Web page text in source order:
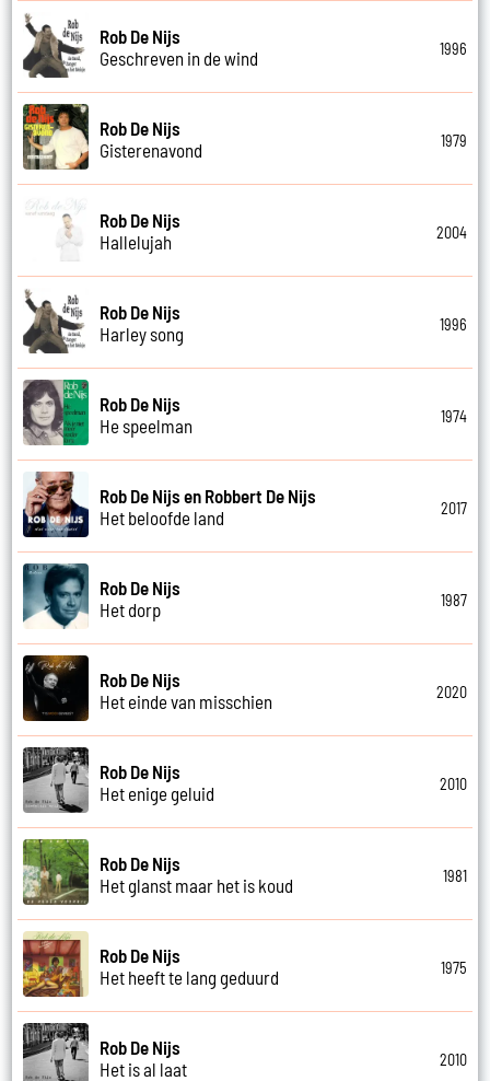
Rob De Nijs
Geschreven in de wind
1996
Rob De Nijs
Gisterenavond
1979
Rob De Nijs
Hallelujah
2004
Rob De Nijs
Harley song
1996
Rob De Nijs
He speelman
1974
Rob De Nijs en Robbert De Nijs
Het beloofde land
2017
Rob De Nijs
Het dorp
1987
Rob De Nijs
Het einde van misschien
2020
Rob De Nijs
Het enige geluid
2010
Rob De Nijs
Het glanst maar het is koud
1981
Rob De Nijs
Het heeft te lang geduurd
1975
Rob De Nijs
Het is al laat
2010